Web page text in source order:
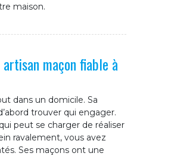
maison.
maçon fiable à
dans un domicile. Sa
trouver qui engager.
peut se charger de réaliser
ravalement, vous avez
Ses maçons ont une